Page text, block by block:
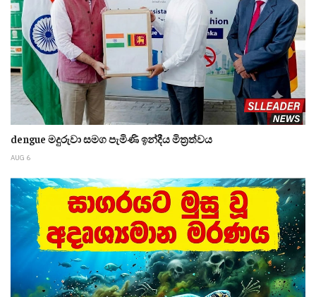
dengue මදුරුවා සමග පැමිණි ඉන්දීය මිත්‍රත්වය
AUG 6